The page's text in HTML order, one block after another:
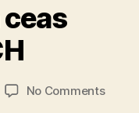
No Commentson